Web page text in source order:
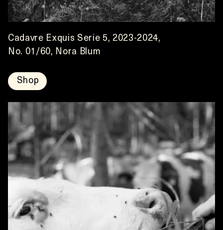
Cadavre Exquis Serie 5, 2023-2024,
No. 01/60, Nora Blum
Shop